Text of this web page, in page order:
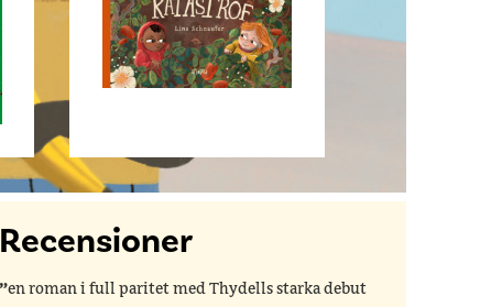
Recensioner
en roman i full paritet med Thydells starka debut